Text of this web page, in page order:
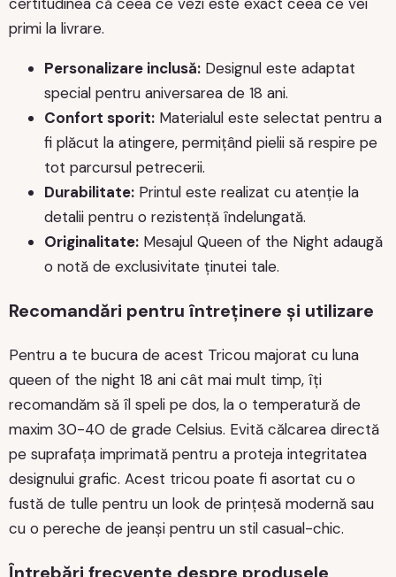
primi la livrare.
Personalizare inclusă: Designul este adaptat
special pentru aniversarea de 18 ani.
Confort sporit: Materialul este selectat pentru a
fi plăcut la atingere, permițând pielii să respire pe
tot parcursul petrecerii.
Durabilitate: Printul este realizat cu atenție la
detalii pentru o rezistență îndelungată.
Originalitate: Mesajul Queen of the Night adaugă
o notă de exclusivitate ținutei tale.
Recomandări pentru întreținere și utilizare
Pentru a te bucura de acest Tricou majorat cu luna
queen of the night 18 ani cât mai mult timp, îți
recomandăm să îl speli pe dos, la o temperatură de
maxim 30-40 de grade Celsius. Evită călcarea directă
pe suprafața imprimată pentru a proteja integritatea
designului grafic. Acest tricou poate fi asortat cu o
fustă de tulle pentru un look de prințesă modernă sau
cu o pereche de jeanși pentru un stil casual-chic.
Întrebări frecvente despre produsele